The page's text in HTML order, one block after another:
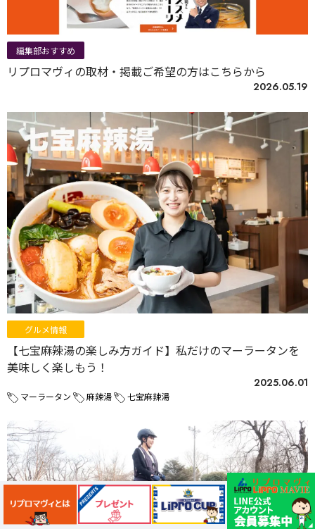
編集部おすすめ
リプロマヴィの取材・掲載ご希望の方はこちらから
2026.05.19
グルメ情報
【七宝麻辣湯の楽しみ方ガイド】私だけのマーラータンを
美味しく楽しもう！
2025.06.01
マーラータン 麻辣湯 七宝麻辣湯